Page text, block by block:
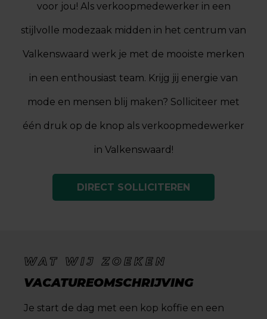
voor jou! Als verkoopmedewerker in een
stijlvolle modezaak midden in het centrum van
Valkenswaard werk je met de mooiste merken
in een enthousiast team. Krijg jij energie van
mode en mensen blij maken? Solliciteer met
één druk op de knop als verkoopmedewerker
in Valkenswaard!
DIRECT SOLLICITEREN
WAT WIJ ZOEKEN
VACATUREOMSCHRIJVING
Je start de dag met een kop koffie en een